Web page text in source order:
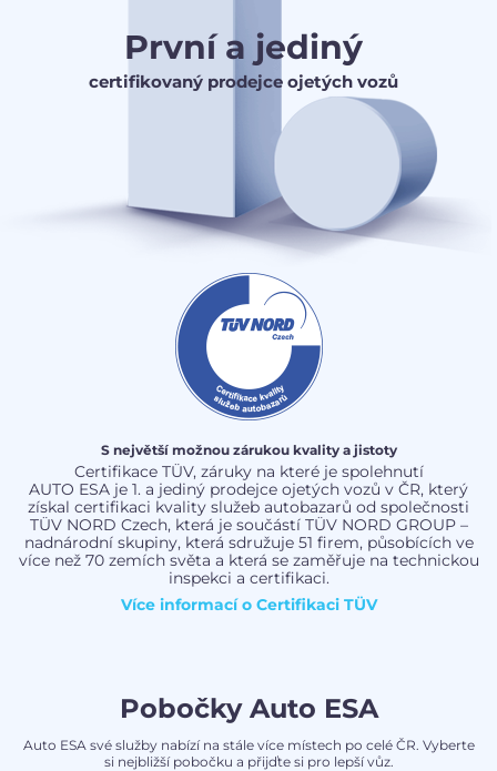
První a jediný
certifikovaný prodejce ojetých vozů
S největší možnou zárukou kvality a jistoty
Certifikace TÜV, záruky na které je spolehnutí
AUTO ESA je 1. a jediný prodejce ojetých vozů v ČR, který
získal certifikaci kvality služeb autobazarů od společnosti
TÜV NORD Czech, která je součástí TÜV NORD GROUP –
nadnárodní skupiny, která sdružuje 51 firem, působících ve
více než 70 zemích světa a která se zaměřuje na technickou
inspekci a certifikaci.
Více informací o Certifikaci TÜV
Pobočky Auto ESA
Auto ESA své služby nabízí na stále více místech po celé ČR. Vyberte
si nejbližší pobočku a přijďte si pro lepší vůz.